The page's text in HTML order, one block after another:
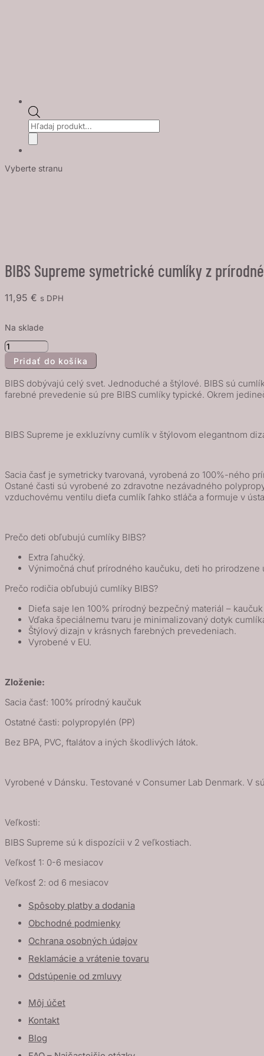
Products
search
Vyberte stranu
BIBS Supreme symetrické cumlíky z
11,95 € s DPH
Na sklade
množstvo
BIBS
symetrické
prírodného
-
veľkosť
/
Blush
Pridať do košíka
BIBS dobývajú celý svet. Jednoduché a štýlové. BIBS sú
farebné prevedenie sú pre BIBS cumlíky typické. Okrem
BIBS Supreme je exkluzívny cumlík v štýlovom elegantnom
Sacia časť je symetricky tvarovaná, vyrobená zo 100%-ného
Ostané časti sú vyrobené zo zdravotne nezávadného
vzduchovému ventilu dieťa cumlík ľahko stláča a formuje v
Prečo deti obľubujú cumlíky BIBS?
Extra ľahučký.
Výnimočná chuť prírodného kaučuku, deti ho
Prečo rodičia obľubujú cumlíky BIBS?
Dieťa saje len 100% prírodný bezpečný materiál –
Vďaka špeciálnemu tvaru je minimalizovaný dotyk
Štýlový dizajn v krásnych farebných prevedeniach.
Vyrobené v EU.
Zloženie:
Sacia časť: 100% prírodný kaučuk
Ostatné časti: polypropylén (PP)
Bez BPA, PVC, ftalátov a iných škodlivých látok.
Vyrobené v Dánsku. Testované v Consumer Lab Denmark. V
Veľkosti:
BIBS Supreme sú k dispozícii v 2 veľkostiach.
Veľkosť 1: 0-6 mesiacov
Veľkosť 2: od 6 mesiacov
Spôsoby platby a dodania
Obchodné podmienky
Ochrana osobných údajov
Reklamácie a vrátenie tovaru
Odstúpenie od zmluvy
Môj účet
Kontakt
Blog